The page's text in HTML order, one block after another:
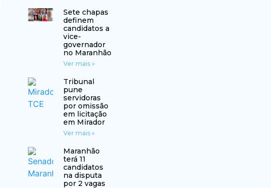
Sete chapas
definem
candidatos a
vice-
governador
no Maranhão
Ver mais »
Tribunal
pune
servidoras
por omissão
em licitação
em Mirador
Ver mais »
Maranhão
terá 11
candidatos
na disputa
por 2 vagas